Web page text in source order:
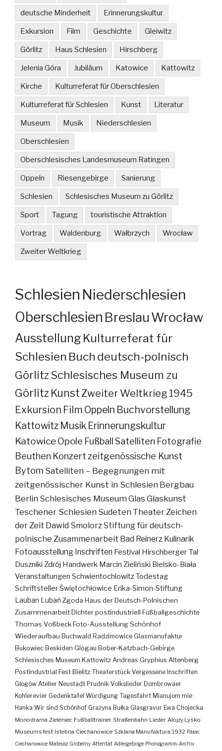
deutsche Minderheit Erinnerungskultur
Exkursion Film Geschichte Gleiwitz
Görlitz Haus Schlesien Hirschberg
Jelenia Góra Jubiläum Katowice Kattowitz
Kirche Kulturreferat für Oberschlesien
Kulturreferat für Schlesien Kunst Literatur
Museum Musik Niederschlesien
Oberschlesien
Oberschlesisches Landesmuseum Ratingen
Oppeln Riesengebirge Sanierung
Schlesien Schlesisches Museum zu Görlitz
Sport Tagung touristische Attraktion
Vortrag Waldenburg Wałbrzych Wrocław
Zweiter Weltkrieg
Schlesien Niederschlesien
Oberschlesien Breslau Wrocław
Ausstellung Kulturreferat für
Schlesien Buch deutsch-polnisch
GörlitzSchlesisches Museum zu
Görlitz KunstZweiter Weltkrieg 1945
Exkursion Film Oppeln Buchvorstellung
Kattowitz Musik Erinnerungskultur
KatowiceOpole FußballSatelliten Fotografie
Beuthen Konzertzeitgenössische Kunst
Bytom Satelliten – Begegnungen mit
zeitgenössischer Kunst in Schlesien Bergbau
Berlin Schlesisches MuseumGlas Glaskunst
Teschener Schlesien Sudeten TheaterZeichen
der Zeit Dawid SmolorzStiftung für deutsch-
polnische Zusammenarbeit Bad Reinerz Kulinarik
Fotoausstellung Inschriften Festival Hirschberger Tal
Duszniki Zdrój Handwerk Marcin Zieliński Bielsko-Biała
Veranstaltungen SchwientochlowitzTodestag
SchriftstellerŚwiętochłowice Erika-Simon-Stiftung
Lauban LubańZgoda Haus der Deutsch-Polnischen
ZusammenarbeitDichterpostindustriell Fußballgeschichte
Thomas VoßbeckFoto-AusstellungSchönhof
Wiederaufbau Buchwald Radzimowice Glasmanufaktur
Bukowiec Beskiden Glogau Bober-Katzbach-Gebirge
Schlesisches Museum Kattowitz Andreas Gryphius Altenberg
Postindustrial Fest Bielitz Theaterstück Vergessene Inschriften
Głogów Atelier Neustadt Prudnik Volkslieder Dombrowaer
Kohlerevier Gedenktafel Würdigung Tagesfahrt Mianujom mie
Hanka Wir sind Schönhof Grażyna Bułka Glasgravur Ewa Chojecka
Monodrama Zieleniec Fußballtrainer Straßenbahn Lieder Alojzy Lysko
Museumsfest Istebna Ciechanowice Szklana Manufaktura 1932 Pałac
Ciechanowice Mateusz Grobelny Attentat Adlergebirge Phonogramm-Archiv